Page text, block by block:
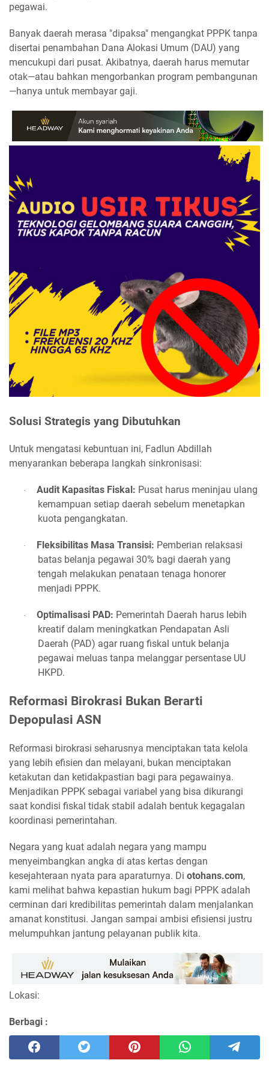
pegawai.
Banyak daerah merasa "dipaksa" mengangkat PPPK tanpa
disertai penambahan Dana Alokasi Umum (DAU) yang
mencukupi dari pusat. Akibatnya, daerah harus memutar
otak—atau bahkan mengorbankan program pembangunan
—hanya untuk membayar gaji.
Solusi Strategis yang Dibutuhkan
Untuk mengatasi kebuntuan ini, Fadlun Abdillah
menyarankan beberapa langkah sinkronisasi:
· Audit Kapasitas Fiskal: Pusat harus meninjau ulang
kemampuan setiap daerah sebelum menetapkan
kuota pengangkatan.
· Fleksibilitas Masa Transisi: Pemberian relaksasi
batas belanja pegawai 30% bagi daerah yang
tengah melakukan penataan tenaga honorer
menjadi PPPK.
· Optimalisasi PAD: Pemerintah Daerah harus lebih
kreatif dalam meningkatkan Pendapatan Asli
Daerah (PAD) agar ruang fiskal untuk belanja
pegawai meluas tanpa melanggar persentase UU
HKPD.
Reformasi Birokrasi Bukan Berarti
Depopulasi ASN
Reformasi birokrasi seharusnya menciptakan tata kelola
yang lebih efisien dan melayani, bukan menciptakan
ketakutan dan ketidakpastian bagi para pegawainya.
Menjadikan PPPK sebagai variabel yang bisa dikurangi
saat kondisi fiskal tidak stabil adalah bentuk kegagalan
koordinasi pemerintahan.
Negara yang kuat adalah negara yang mampu
menyeimbangkan angka di atas kertas dengan
kesejahteraan nyata para aparaturnya. Di otohans.com,
kami melihat bahwa kepastian hukum bagi PPPK adalah
cerminan dari kredibilitas pemerintah dalam menjalankan
amanat konstitusi. Jangan sampai ambisi efisiensi justru
melumpuhkan jantung pelayanan publik kita.
Lokasi:
Berbagi :